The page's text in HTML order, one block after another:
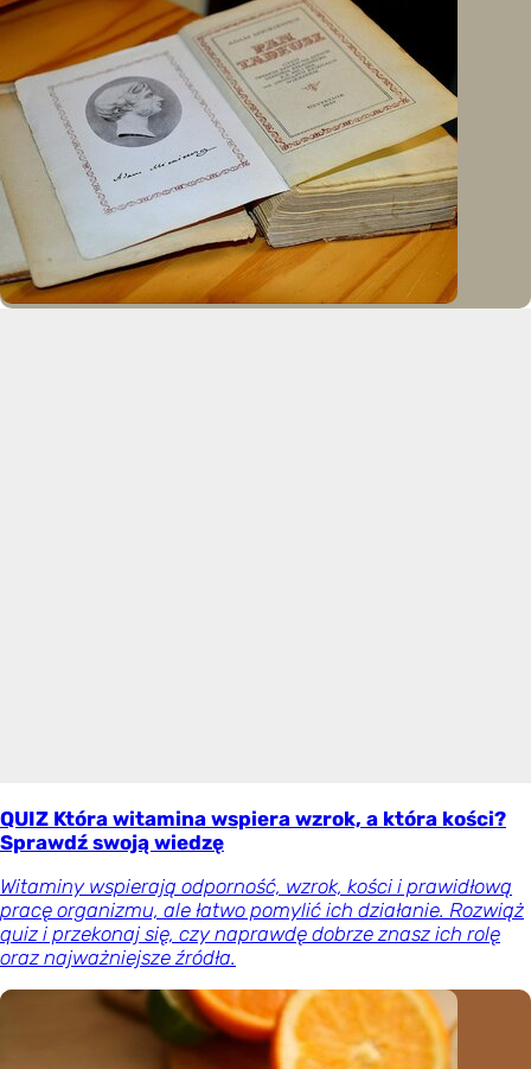
QUIZ Która witamina wspiera wzrok, a która kości?
Sprawdź swoją wiedzę
Witaminy wspierają odporność, wzrok, kości i prawidłową
pracę organizmu, ale łatwo pomylić ich działanie. Rozwiąż
quiz i przekonaj się, czy naprawdę dobrze znasz ich rolę
oraz najważniejsze źródła.